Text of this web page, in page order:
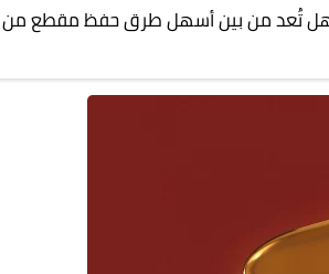
فهل تُعد من بين أسهل طرق حفظ مقطع من